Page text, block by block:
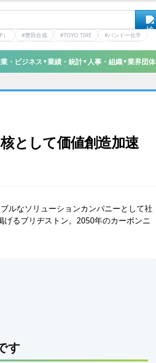
#豊田合成 #TOYO TIRE
#バンドー化学
・ビジネス ▼業績・統計▼ 人事・組織▼業界団体
として価値創造加速
ルなソリューションカンパニーとして社
るブリヂストン。2050年のカーボンニ
す